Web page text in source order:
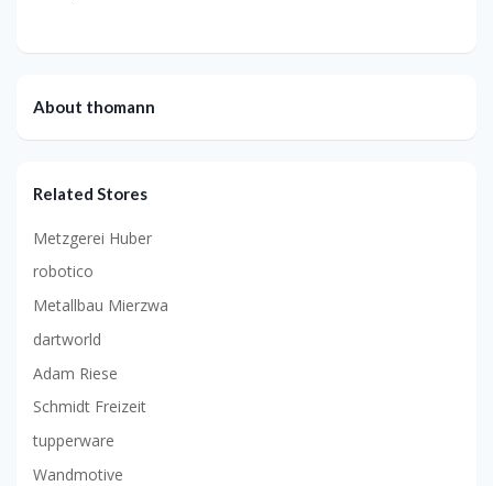
About thomann
Related Stores
Metzgerei Huber
robotico
Metallbau Mierzwa
dartworld
Adam Riese
Schmidt Freizeit
tupperware
Wandmotive